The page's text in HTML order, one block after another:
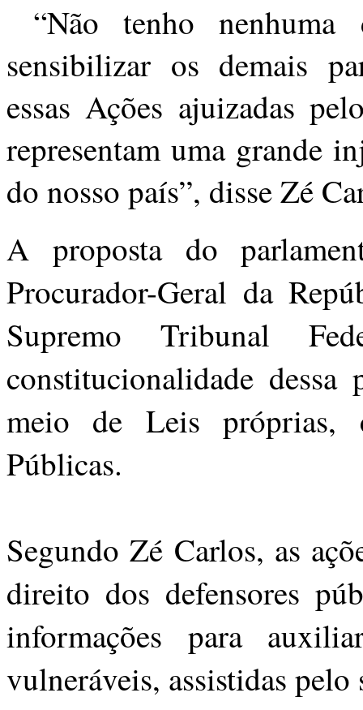
“Não tenho nenhuma
sensibilizar os demais
essas Ações ajuizadas
representam uma grande
do nosso país”, disse Zé
A proposta do
Procurador-Geral da
Supremo Tribunal
constitucionalidade
meio de Leis próprias,
Públicas.
Segundo Zé Carlos, as
direito dos defensores
informações para
vulneráveis, assistidas